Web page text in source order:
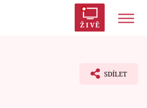
ŽIVĚ
SDÍLET